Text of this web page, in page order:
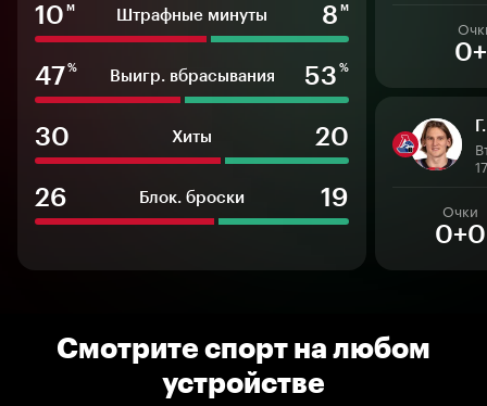
10 м Штрафные минуты 8 м
47% Выигр. вбрасывания 53 %
30 Хиты
20
26
Блок. броски 19 Очки
0+0
Смотрите спорт на любом
устройстве